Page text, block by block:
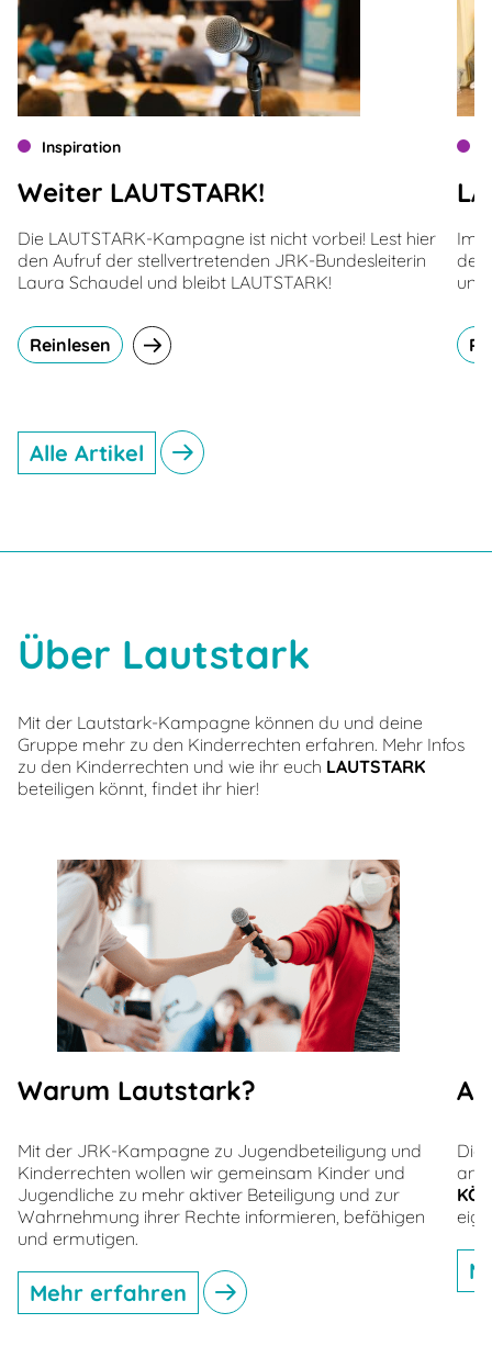
Inspiration
Weiter LAUTSTARK!
Die LAUTSTARK-Kampagne ist nicht vorbei! Lest hier
den Aufruf der stellvertretenden JRK-Bundesleiterin
Laura Schaudel und bleibt LAUTSTARK!
Reinlesen
Im
der
und
Alle Artikel
Über Lautstark
Mit der Lautstark-Kampagne können du und deine
Gruppe mehr zu den Kinderrechten erfahren. Mehr Infos
zu den Kinderrechten und wie ihr euch LAUTSTARK
beteiligen könnt, findet ihr hier!
Warum Lautstark?
Mit der JRK-Kampagne zu Jugendbeteiligung und
Kinderrechten wollen wir gemeinsam Kinder und
Jugendliche zu mehr aktiver Beteiligung und zur
Wahrnehmung ihrer Rechte informieren, befähigen
und ermutigen.
Mehr erfahren
Die
an